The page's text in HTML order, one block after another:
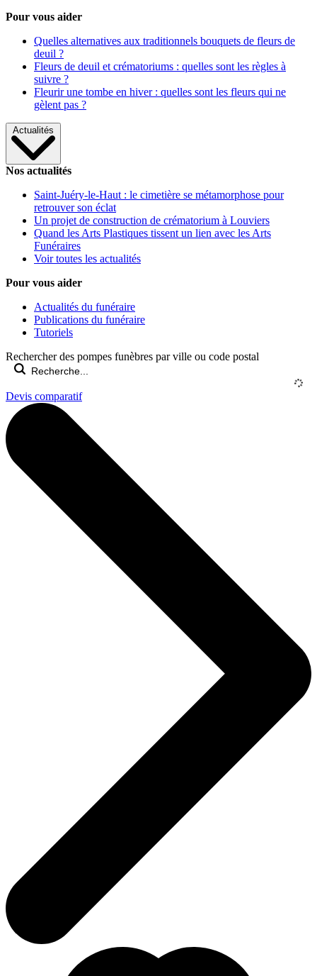
Pour vous aider
Quelles alternatives aux traditionnels bouquets de fleurs de
deuil ?
Fleurs de deuil et crématoriums : quelles sont les règles à
suivre ?
Fleurir une tombe en hiver : quelles sont les fleurs qui ne
gèlent pas ?
Actualités
Nos actualités
Saint-Juéry-le-Haut : le cimetière se métamorphose pour
retrouver son éclat
Un projet de construction de crématorium à Louviers
Quand les Arts Plastiques tissent un lien avec les Arts
Funéraires
Voir toutes les actualités
Pour vous aider
Actualités du funéraire
Publications du funéraire
Tutoriels
Rechercher des pompes funèbres par ville ou code postal
Devis comparatif